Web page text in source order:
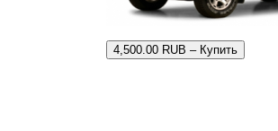
4,500.00 RUB – Купить